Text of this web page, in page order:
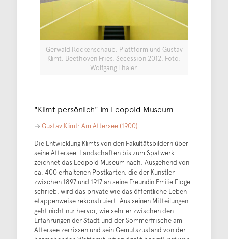
Gerwald Rockenschaub, Plattform und Gustav
Klimt, Beethoven Fries, Secession 2012, Foto:
Wolfgang Thaler.
"Klimt persönlich" im Leopold Museum
→ Gustav Klimt: Am Attersee (1900)
Die Entwicklung Klimts von den Fakultätsbildern über
seine Attersee-Landschaften bis zum Spätwerk
zeichnet das Leopold Museum nach. Ausgehend von
ca. 400 erhaltenen Postkarten, die der Künstler
zwischen 1897 und 1917 an seine Freundin Emilie Flöge
schrieb, wird das private wie das öffentliche Leben
etappenweise rekonstruiert. Aus seinen Mitteilungen
geht nicht nur hervor, wie sehr er zwischen den
Erfahrungen der Stadt und der Sommerfrische am
Attersee zerrissen und sein Gemütszustand von der